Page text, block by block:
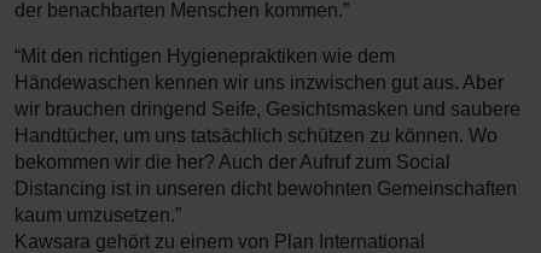
der benachbarten Menschen kommen.”
“Mit den richtigen Hygienepraktiken wie dem
Händewaschen kennen wir uns inzwischen gut aus. Aber
wir brauchen dringend Seife, Gesichtsmasken und saubere
Handtücher, um uns tatsächlich schützen zu können. Wo
bekommen wir die her? Auch der Aufruf zum Social
Distancing ist in unseren dicht bewohnten Gemeinschaften
kaum umzusetzen.”
Kawsara gehört zu einem von Plan International